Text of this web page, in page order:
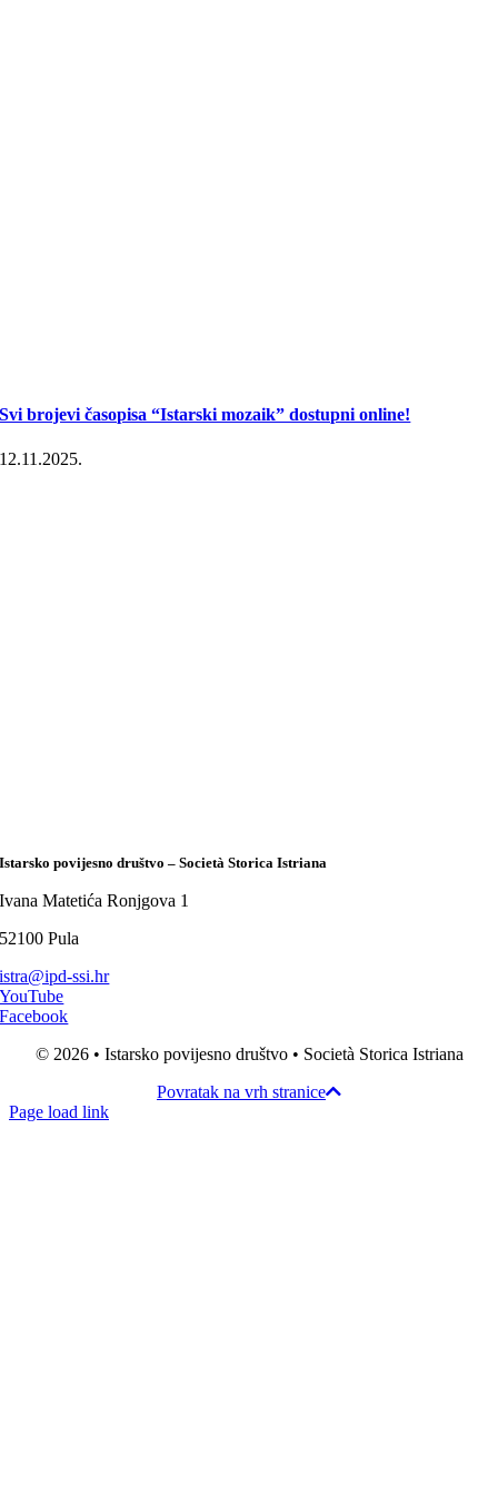
Svi brojevi časopisa “Istarski mozaik” dostupni online!
12.11.2025.
Istarsko povijesno društvo – Società Storica Istriana
Ivana Matetića Ronjgova 1
52100 Pula
istra@ipd-ssi.hr
YouTube
Facebook
© 2026 • Istarsko povijesno društvo • Società Storica Istriana
Povratak na vrh stranice
Page load link